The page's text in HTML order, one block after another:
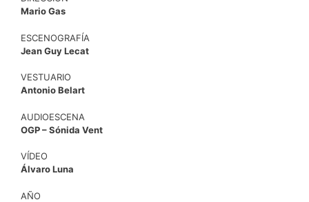
Mario Gas
ESCENOGRAFÍA
Jean Guy Lecat
VESTUARIO
Antonio Belart
AUDIOESCENA
OGP – Sónida Vent
VÍDEO
Álvaro Luna
AÑO